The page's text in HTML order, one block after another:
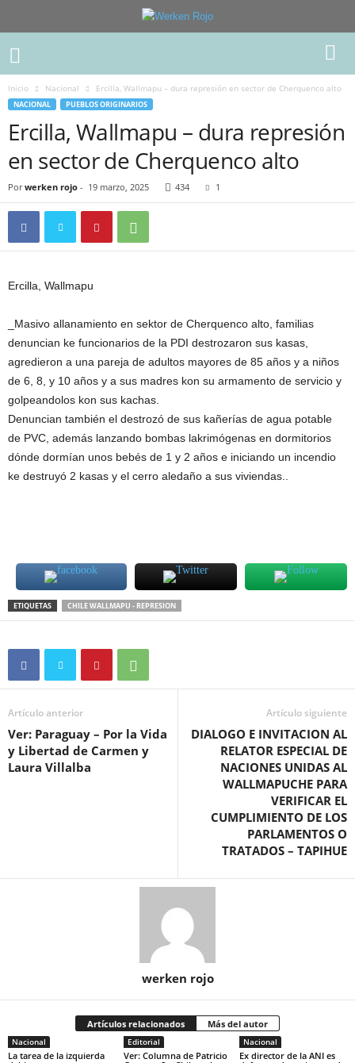
Inicio Nacional Ercilla, Wallmapu – dura represión en sector de Cherquenco alto
NACIONAL PUEBLOS ORIGINARIOS
Ercilla, Wallmapu – dura represión
en sector de Cherquenco alto
Por werken rojo - 19 marzo, 2025 434 1
Ercilla, Wallmapu
_Masivo allanamiento en sektor de Cherquenco alto, familias
denuncian ke funcionarios de la PDI destrozaron sus kasas,
agredieron a una pareja de adultos mayores de 85 años y a niños
de 6, 8, y 10 años y a sus madres kon su armamento de servicio y
golpeandolos kon sus kachas.
Denuncian también el destrozó de sus kañerías de agua potable
de PVC, además lanzando bombas lakrimógenas en dormitorios
dónde dormían unos bebés de 1 y 2 años e iniciando un incendio
ke destruyó 2 kasas y el cerro aledaño a sus viviendas..
ETIQUETAS CHILE WALLMAPU - REPRESION
Artículo anterior
Ver: Paraguay – Por la Vida
y Libertad de Carmen y
Laura Villalba
Artículo siguiente
DIALOGO E INVITACION AL
RELATOR ESPECIAL DE
NACIONES UNIDAS AL
WALLMAPUCHE PARA
VERIFICAR EL
CUMPLIMIENTO DE LOS
PARLAMENTOS O
TRATADOS – TAPIHUE
werken rojo
Artículos relacionados Más del autor
Nacional
La tarea de la izquierda
Editorial
Ver: Columna de Patricio
Nacional
Ex director de la ANI es